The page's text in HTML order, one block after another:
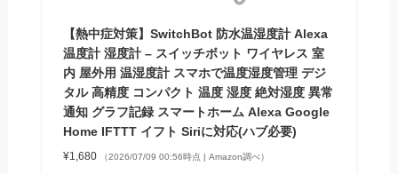
【熱中症対策】SwitchBot 防水温湿度計 Alexa
温度計 湿度計 – スイッチボット ワイヤレス 室
内 屋外用 温湿度計 スマホで温度湿度管理 デジ
タル 高精度 コンパクト 温度 湿度 絶対湿度 異常
通知 グラフ記録 スマートホーム Alexa Google
Home IFTTT イフト Siriに対応(ハブ必要)
¥1,680 （2026/07/09 00:56時点 | Amazon調べ）